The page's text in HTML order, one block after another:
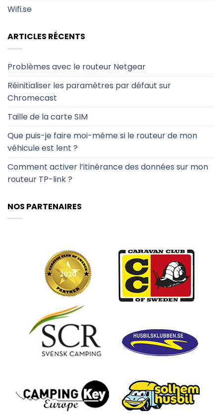
Wifi.se
ARTICLES RÉCENTS
Problèmes avec le routeur Netgear
Réinitialiser les paramètres par défaut sur
Chromecast
Taille de la carte SIM
Que puis-je faire moi-même si le routeur de mon
véhicule est lent ?
Comment activer l’itinérance des données sur mon
routeur TP-link ?
NOS PARTENAIRES